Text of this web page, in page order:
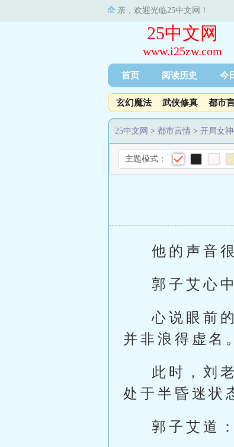
亲，欢迎光临25中文网！
25中文网
www.i25zw.com
首页 阅读历史 今
玄幻魔法 武侠修真 都市
25中文网 > 都市言情 > 开局女
主题模式：
他的声音
郭子艾心
心说眼前
并非浪得虚名
此时，刘
处于半昏迷状
郭子艾道：